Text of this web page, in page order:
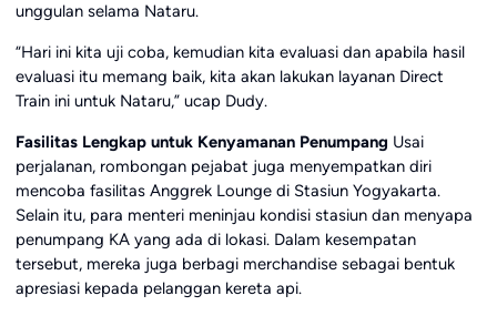
unggulan selama Nataru.
“Hari ini kita uji coba, kemudian kita evaluasi dan apabila hasil
evaluasi itu memang baik, kita akan lakukan layanan Direct
Train ini untuk Nataru,” ucap Dudy.
Fasilitas Lengkap untuk Kenyamanan Penumpang Usai
perjalanan, rombongan pejabat juga menyempatkan diri
mencoba fasilitas Anggrek Lounge di Stasiun Yogyakarta.
Selain itu, para menteri meninjau kondisi stasiun dan menyapa
penumpang KA yang ada di lokasi. Dalam kesempatan
tersebut, mereka juga berbagi merchandise sebagai bentuk
apresiasi kepada pelanggan kereta api.